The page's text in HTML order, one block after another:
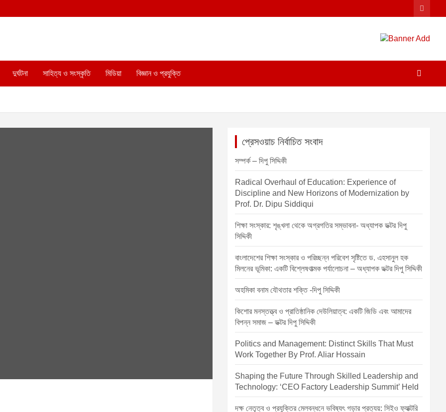
দুর্ঘটনা সাহিত্য ও সংস্কৃতি মিডিয়া বিজ্ঞান ও প্রযুক্তি
প্রেসওয়াচ নির্বাচিত সংবাদ
সম্পর্ক – দিপু সিদ্দিকী
Radical Overhaul of Education: Experience of
Discipline and New Horizons of Modernization by
Prof. Dr. Dipu Siddiqui
শিক্ষা সংস্কার: শৃঙ্খলা থেকে অগ্রগতির সম্ভাবনা- অধ্যাপক ডক্টর দিপু
সিদ্দিকী
বাংলাদেশের শিক্ষা সংস্কার ও পরিচ্ছন্ন পরিবেশ সৃষ্টিতে ড. এহসানুল হক
মিলনের ভূমিকা: একটি বিশ্লেষণাত্মক পর্যালোচনা – অধ্যাপক ডক্টর দিপু সিদ্দিকী
অহমিকা বনাম যৌথতার শক্তি -দিপু সিদ্দিকী
কিশোর মনস্তত্ত্ব ও প্রাতিষ্ঠানিক দেউলিয়াত্ব: একটি জিডি এবং আমাদের
বিপন্ন সমাজ – ডক্টর দিপু সিদ্দিকী
Politics and Management: Distinct Skills That Must
Work Together By Prof. Aliar Hossain
Shaping the Future Through Skilled Leadership and
Technology: ‘CEO Factory Leadership Summit’ Held
দক্ষ নেতৃত্ব ও প্রযুক্তির মেলবন্ধনে ভবিষ্যৎ গড়ার প্রত্যয়: সিইও ফ্যাক্টরি